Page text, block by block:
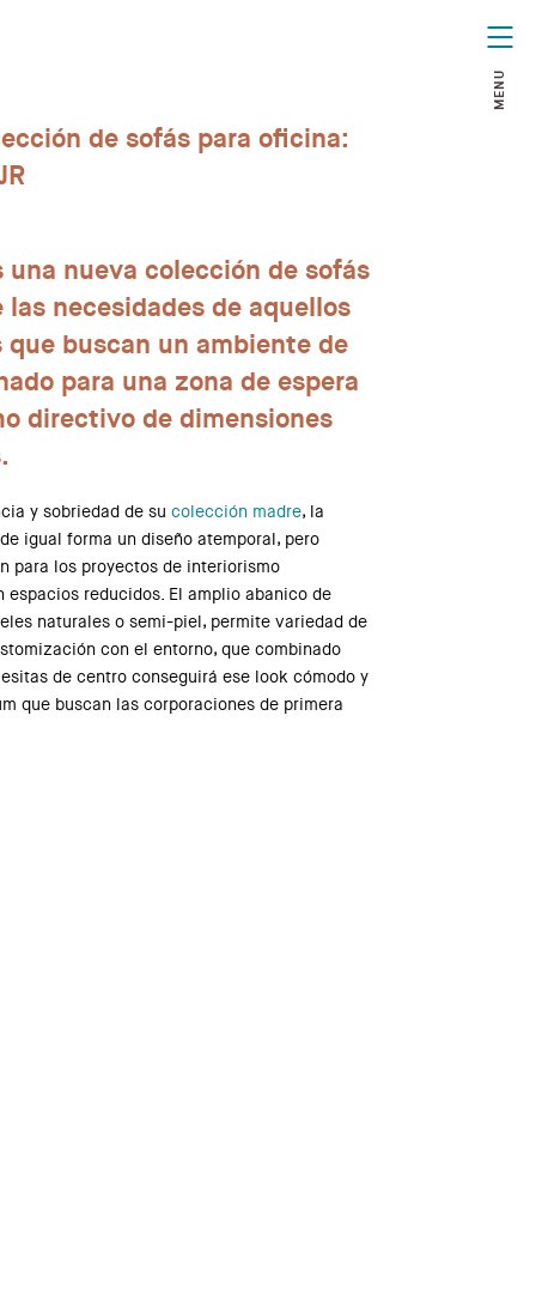
MENU
de sofás para oficina:
una nueva colección de sofás
las necesidades de aquellos
que buscan un ambiente de
para una zona de espera
directivo de dimensiones
y sobriedad de sucolección madre, la
igual forma un diseño atemporal, pero
para los proyectos de interiorismo
espacios reducidos. El amplio abanico de
naturales o semi-piel, permite variedad de
con el entorno, que combinado
de centro conseguirá ese look cómodo y
que buscan las corporaciones de primera